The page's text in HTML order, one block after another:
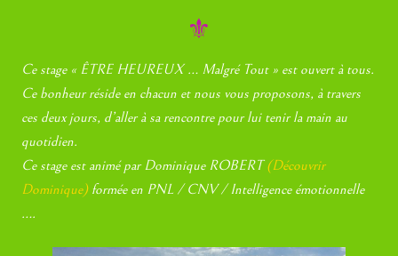
⚜
Ce stage « ÊTRE HEUREUX … Malgré Tout » est ouvert à tous.
Ce bonheur réside en chacun et nous vous proposons, à travers
ces deux jours, d’aller à sa rencontre pour lui tenir la main au
quotidien.
Ce stage est animé par Dominique ROBERT(Découvrir
Dominique)formée en PNL / CNV / Intelligence émotionnelle
….